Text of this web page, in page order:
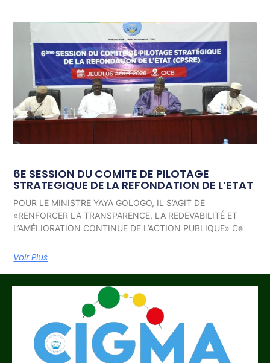
6E SESSION DU COMITE DE PILOTAGE
STRATEGIQUE DE LA REFONDATION DE L’ETAT
POUR LE MINISTRE YAYA GOLOGO, IL S’AGIT DE
«RENFORCER LA TRANSPARENCE, LA REDEVABILITÉ ET
L’AMÉLIORATION CONTINUE DE L’ACTION PUBLIQUE» Ce
Voir Plus